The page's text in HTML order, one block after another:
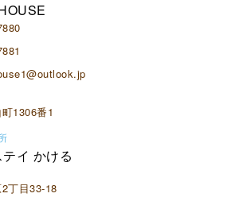
1306番1
イ かける
丁目33-18